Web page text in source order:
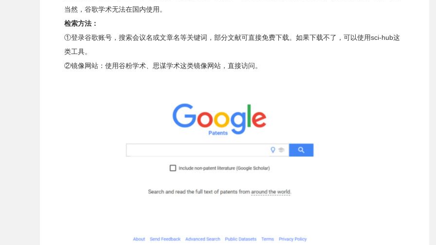
当然，谷歌学术无法在国内使用。
检索方法：
①登录谷歌账号，搜索会议名或文章名等关键词，部分文献可直接免费下载。如果下载不了，可以使用sci-hub这
类工具。
②镜像网站：使用谷粉学术、思谋学术这类镜像网站，直接访问。